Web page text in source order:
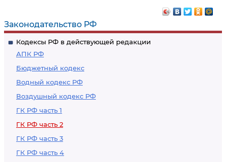
Законодательство РФ
Кодексы РФ в действующей редакции
АПК РФ
Бюджетный кодекс
Водный кодекс РФ
Воздушный кодекс РФ
ГК РФ часть 1
ГК РФ часть 2
ГК РФ часть 3
ГК РФ часть 4
содержанию
транспортного
средства